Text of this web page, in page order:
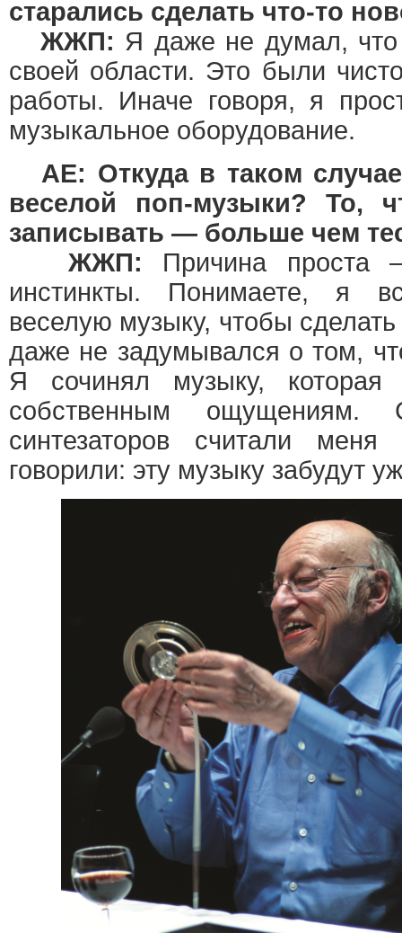
старались сделать что-то
ЖЖП: Я даже не думал,
своей области. Это были
работы. Иначе говоря, я
музыкальное оборудование.
AE: Откуда в таком
веселой поп-музыки? То,
записывать — больше чем
ЖЖП:
Причина проста
инстинкты. Понимаете, я
веселую музыку, чтобы
даже не задумывался о том,
Я сочинял музыку,
собственным ощущениям.
синтезаторов считали
говорили: эту музыку забудут